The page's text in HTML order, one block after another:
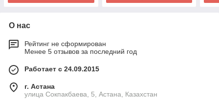
О нас
Рейтинг не сформирован
Менее 5 отзывов за последний год
Работает с 24.09.2015
г. Астана
улица Сокпакбаева, 5, Астана, Казахстан